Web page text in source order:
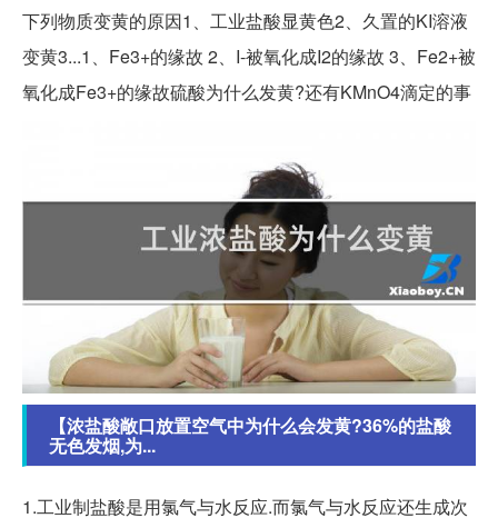
下列物质变黄的原因1、工业盐酸显黄色2、久置的KI溶液
变黄3...1、Fe3+的缘故 2、I-被氧化成I2的缘故 3、Fe2+被
氧化成Fe3+的缘故硫酸为什么发黄?还有KMnO4滴定的事
【浓盐酸敞口放置空气中为什么会发黄?36%的盐酸
无色发烟,为...
1.工业制盐酸是用氯气与水反应.而氯气与水反应还生成次